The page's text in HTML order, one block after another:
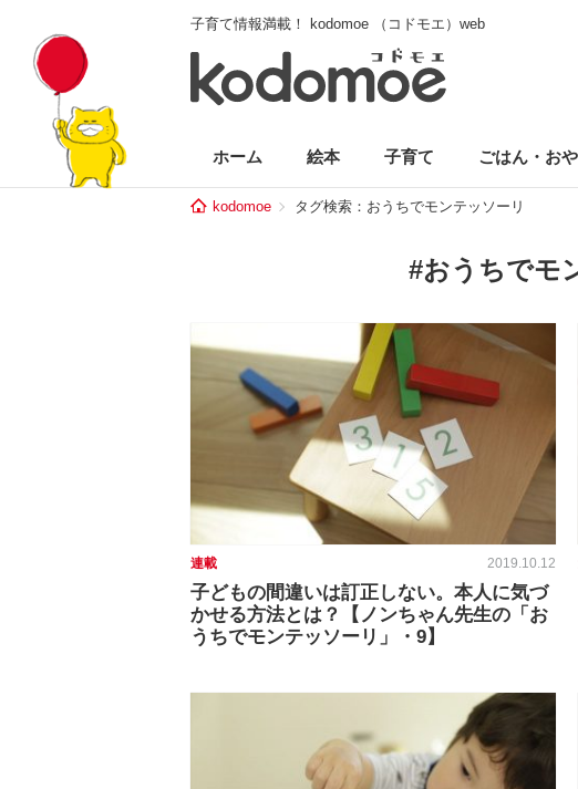
子育て情報満載！ kodomoe （コドモエ）web
ホーム 絵本 子育て ごはん・お
kodomoe タグ検索：おうちでモンテッソーリ
#おうちでモ
連載 2019.10.12
子どもの間違いは訂正しない。本人に気づ
かせる方法とは？【ノンちゃん先生の「お
うちでモンテッソーリ」・9】